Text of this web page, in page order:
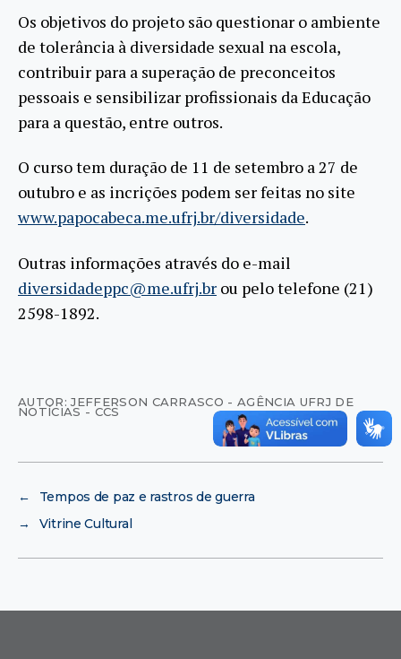
Os objetivos do projeto são questionar o ambiente
de tolerância à diversidade sexual na escola,
contribuir para a superação de preconceitos
pessoais e sensibilizar profissionais da Educação
para a questão, entre outros.
O curso tem duração de 11 de setembro a 27 de
outubro e as incrições podem ser feitas no site
www.papocabeca.me.ufrj.br/diversidade.
Outras informações através do e-mail
diversidadeppc@me.ufrj.br ou pelo telefone (21)
2598-1892.
AUTOR: JEFFERSON CARRASCO - AGÊNCIA UFRJ DE
NOTÍCIAS - CCS
←
Tempos de paz e rastros de guerra
→
Vitrine Cultural